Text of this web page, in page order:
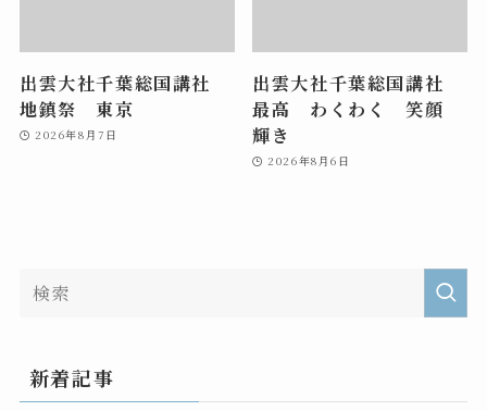
出雲大社千葉総国講社
地鎮祭 東京
2026年8月7日
出雲大社千葉総国講社
最高 わくわく 笑顔
輝き
2026年8月6日
新着記事